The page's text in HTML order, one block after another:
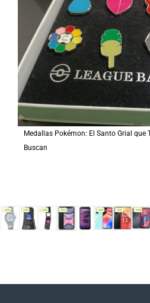
Medallas Pokémon: El Santo Grial que
Buscan